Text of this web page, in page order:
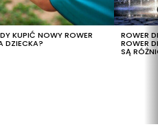
KUPIĆ NOWY ROWER
DZIECKA?
ROWER
ROWER
SĄ